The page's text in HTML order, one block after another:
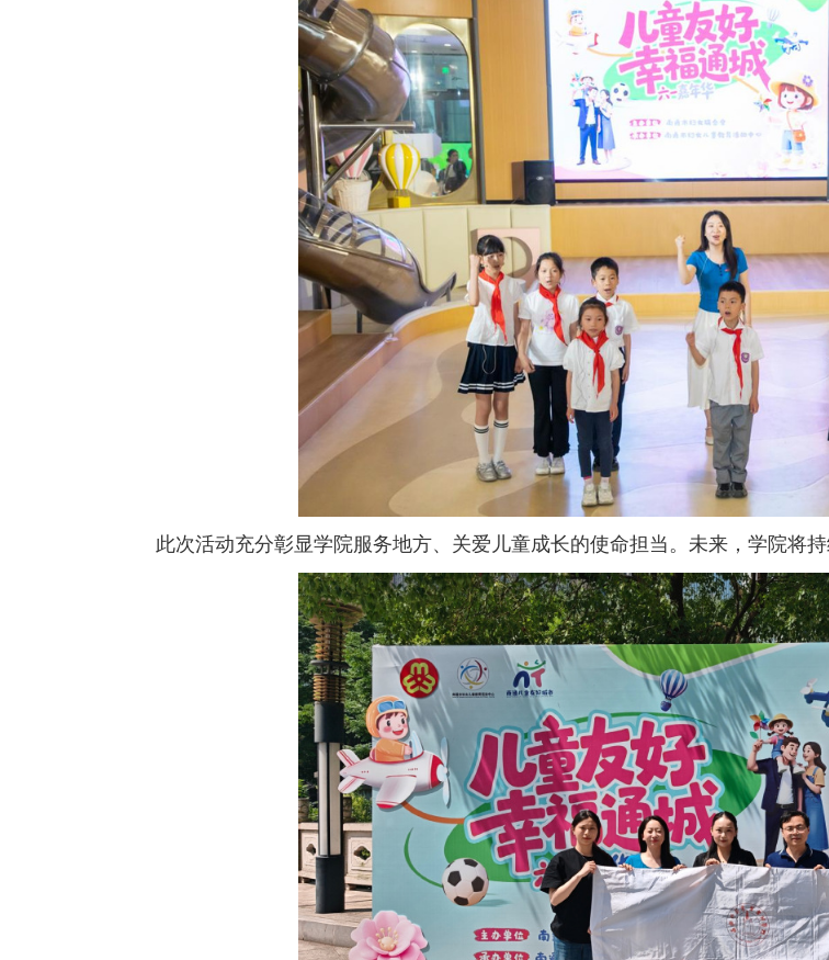
此次活动充分彰显学院服务地方、关爱儿童成长的使命担当。未来，学院将